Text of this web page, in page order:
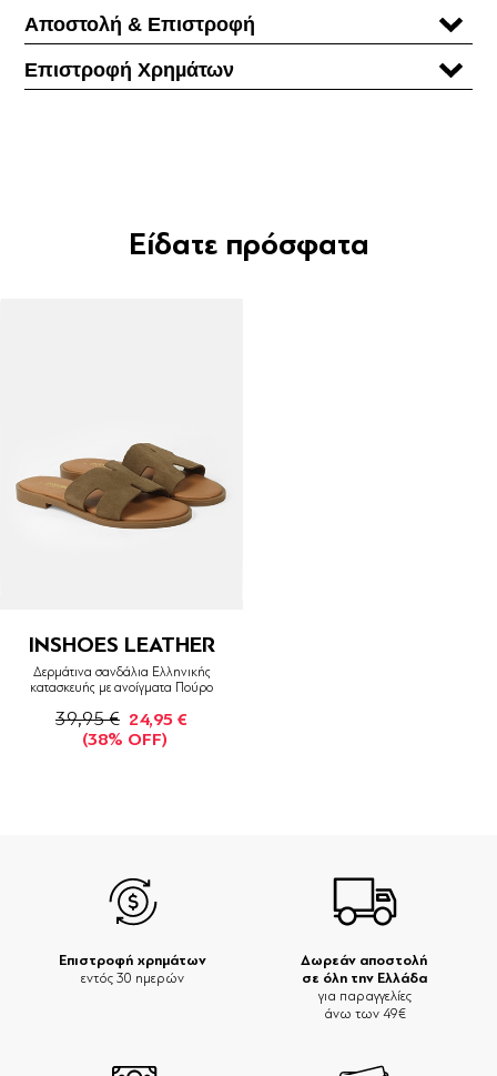
Αποστολή & Επιστροφή
Επιστροφή Χρηµάτων
Είδατε πρόσφατα
INSHOES LEATHER
Δερμάτινα σανδάλια Ελληνικής
κατασκευής με ανοίγματα Πούρο
39,95 € 24,95 €
(38% OFF)
Δωρεάν αποστολή
σε όλη την Ελλάδα
για παραγγελίες
άνω των 49€
Επιστροφή χρημάτων
εντός 30 ημερών